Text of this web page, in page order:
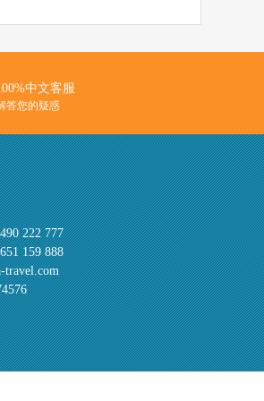
中文客服
答您的疑惑
222 777
159 888
travel.com